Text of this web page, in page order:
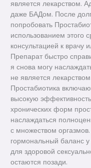
является лекарством.
даже БАДом. После
попробовать
использованием этого
консультацией к врачу
Препарат быстро
я снова могу
не является
Простабиотика
высокую
хронических форм
наслаждаться
с множеством
гормональный баланс
для здоровой
остаются позади.